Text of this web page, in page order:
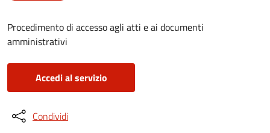
Procedimento di accesso agli atti e ai documenti
amministrativi
Accedi al servizio
Condividi